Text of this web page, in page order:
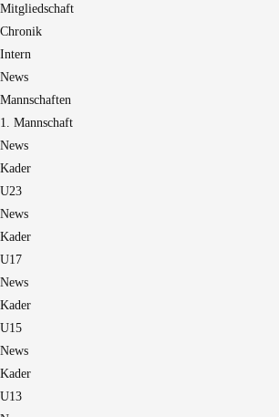
Mitgliedschaft
Chronik
Intern
News
Mannschaften
1. Mannschaft
News
Kader
U23
News
Kader
U17
News
Kader
U15
News
Kader
U13